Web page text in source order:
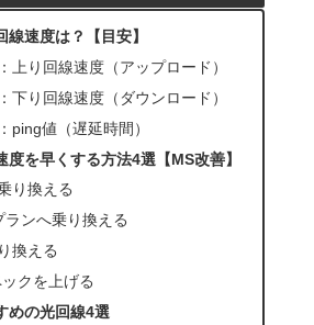
線速度は？【目安】
上り回線速度（アップロード）
下り回線速度（ダウンロード）
ping値（遅延時間）
度を早くする方法4選【MS改善】
り換える
ランへ乗り換える
換える
クを上げる
めの光回線4選